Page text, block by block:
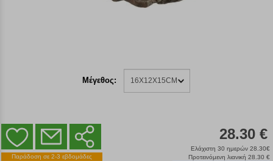
Μέγεθος: 16X12X15CM
Παράδοση σε 2-3 εβδομάδες
28.30 €
Ελάχιστη 30 ημερών 28.30€
Προτεινόμενη λιανική 28.30 €